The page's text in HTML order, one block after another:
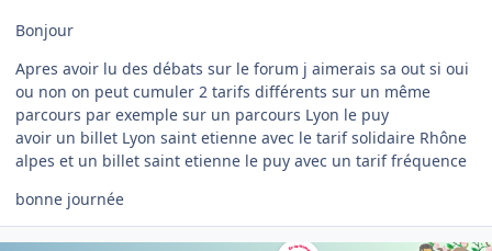
Bonjour
Apres avoir lu des débats sur le forum j aimerais sa out si oui
ou non on peut cumuler 2 tarifs différents sur un même
parcours par exemple sur un parcours Lyon le puy
avoir un billet Lyon saint etienne avec le tarif solidaire Rhône
alpes et un billet saint etienne le puy avec un tarif fréquence
bonne journée